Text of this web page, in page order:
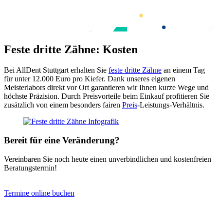
Feste dritte Zähne: Kosten
Bei AllDent Stuttgart erhalten Sie feste dritte Zähne an einem Tag
für unter 12.000 Euro pro Kiefer. Dank unseres eigenen
Meisterlabors direkt vor Ort garantieren wir Ihnen kurze Wege und
höchste Präzision. Durch Preisvorteile beim Einkauf profitieren Sie
zusätzlich von einem besonders fairen Preis-Leistungs-Verhältnis.
Bereit für eine Veränderung?
Vereinbaren Sie noch heute einen unverbindlichen und kostenfreien
Beratungstermin!
Termine online buchen